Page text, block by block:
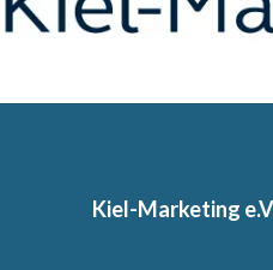
Kiel-Marketing